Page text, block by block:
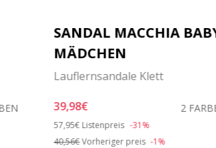
SANDAL MACCHIA
MÄDCHEN
Lauflernsandale Klett
39,98€
2
Price reduced from
57,95€ to
Listenpreis -31%
40,56€Vorheriger preis -1%